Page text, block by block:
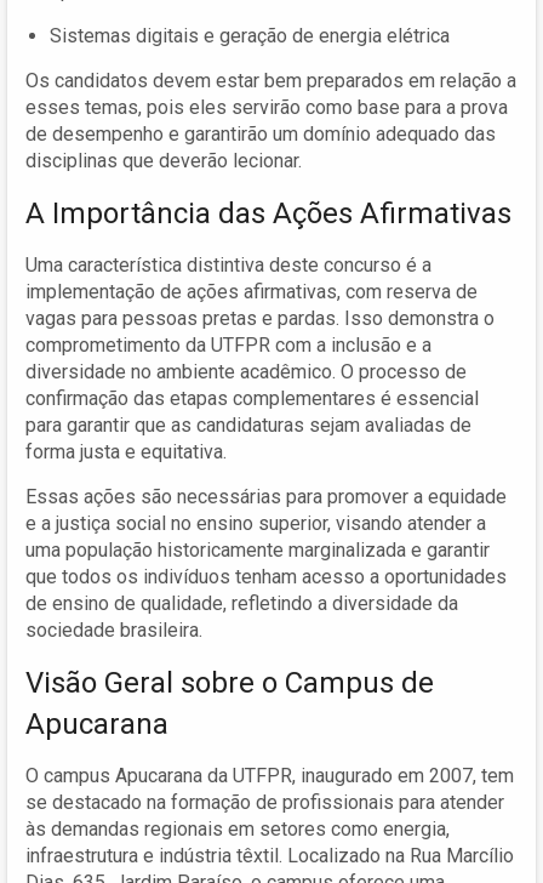
Sistemas digitais e geração de energia elétrica
Os candidatos devem estar bem preparados em relação a
esses temas, pois eles servirão como base para a prova
de desempenho e garantirão um domínio adequado das
disciplinas que deverão lecionar.
A Importância das Ações Afirmativas
Uma característica distintiva deste concurso é a
implementação de ações afirmativas, com reserva de
vagas para pessoas pretas e pardas. Isso demonstra o
comprometimento da UTFPR com a inclusão e a
diversidade no ambiente acadêmico. O processo de
confirmação das etapas complementares é essencial
para garantir que as candidaturas sejam avaliadas de
forma justa e equitativa.
Essas ações são necessárias para promover a equidade
e a justiça social no ensino superior, visando atender a
uma população historicamente marginalizada e garantir
que todos os indivíduos tenham acesso a oportunidades
de ensino de qualidade, refletindo a diversidade da
sociedade brasileira.
Visão Geral sobre o Campus de
Apucarana
O campus Apucarana da UTFPR, inaugurado em 2007, tem
se destacado na formação de profissionais para atender
às demandas regionais em setores como energia,
infraestrutura e indústria têxtil. Localizado na Rua Marcílio